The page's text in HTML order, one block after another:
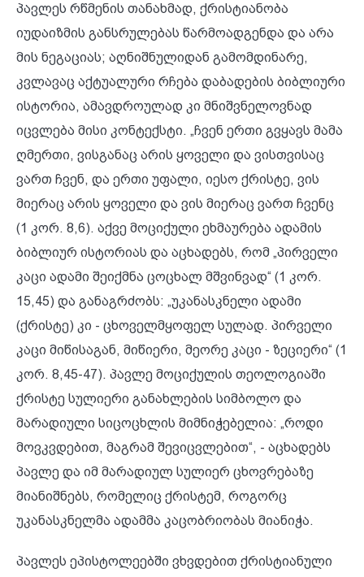
პავლეს რწმენის თანახმად, ქრისტიანობა
იუდაიზმის განსრულებას წარმოადგენდა და არა
მის ნეგაციას; აღნიშნულიდან გამომდინარე,
კვლავაც აქტუალური რჩება დაბადების ბიბლიური
ისტორია, ამავდროულად კი მნიშვნელოვნად
იცვლება მისი კონტექსტი. „ჩვენ ერთი გვყავს მამა
ღმერთი, ვისგანაც არის ყოველი და ვისთვისაც
ვართ ჩვენ, და ერთი უფალი, იესო ქრისტე, ვის
მიერაც არის ყოველი და ვის მიერაც ვართ ჩვენც
(1 კორ. 8,6). აქვე მოციქული ეხმაურება ადამის
ბიბლიურ ისტორიას და აცხადებს, რომ „პირველი
კაცი ადამი შეიქმნა ცოცხალ მშვინვად“ (1 კორ.
15,45) და განაგრძობს: „უკანასკნელი ადამი
(ქრისტე) კი - ცხოველმყოფელ სულად. პირველი
კაცი მიწისაგან, მიწიერი, მეორე კაცი - ზეციერი“ (1
კორ. 8,45-47). პავლე მოციქულის თეოლოგიაში
ქრისტე სულიერი განახლების სიმბოლო და
მარადიული სიცოცხლის მიმნიჭებელია: „როდი
მოვკვდებით, მაგრამ შევიცვლებით“, - აცხადებს
პავლე და იმ მარადიულ სულიერ ცხოვრებაზე
მიანიშნებს, რომელიც ქრისტემ, როგორც
უკანასკნელმა ადამმა კაცობრიობას მიანიჭა.
პავლეს ეპისტოლეებში ვხვდებით ქრისტიანული